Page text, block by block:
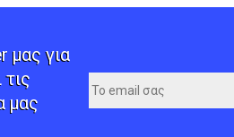
μας για
μας